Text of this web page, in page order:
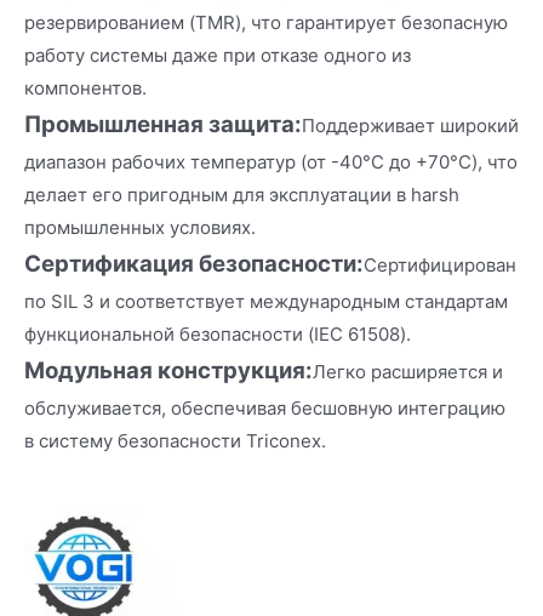
резервированием (TMR), что гарантирует безопасную
работу системы даже при отказе одного из
компонентов.
Промышленная защита:Поддерживает широкий
диапазон рабочих температур (от -40°C до +70°C), что
делает его пригодным для эксплуатации в harsh
промышленных условиях.
Сертификация безопасности:Сертифицирован
по SIL 3 и соответствует международным стандартам
функциональной безопасности (IEC 61508).
Модульная конструкция:Легко расширяется и
обслуживается, обеспечивая бесшовную интеграцию
в систему безопасности Triconex.